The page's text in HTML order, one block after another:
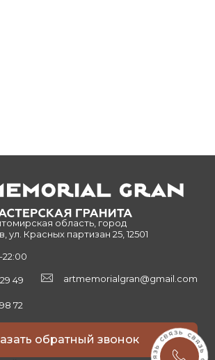
область, город
Красных партизан 25, 12501
49
72
artmemorialgran@gmail.com
обратный звонок